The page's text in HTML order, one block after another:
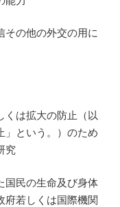
の他の外交の用に
は拡大の防止（以
」という。）のため
究
民の生命及び身体
府若しくは国際機関